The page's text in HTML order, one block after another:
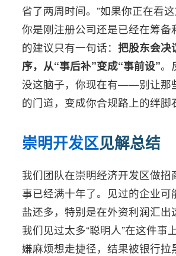
省了两周时间。”如果你正在看
你是刚注册公司还是已经在筹备
的建议只有一句话：把股东会决
序，从“事后补”变成“事前设”。
没这脑子，你现在有——别让那
的门道，变成你合规路上的绊脚
崇明开发区见解总结
我们团队在崇明经济开发区做招
事已经满十年了。见过的企业可
盐还多，特别是在外资利润汇出
我们见过太多“聪明人”在这件
嫌麻烦想走捷径，结果被银行拉